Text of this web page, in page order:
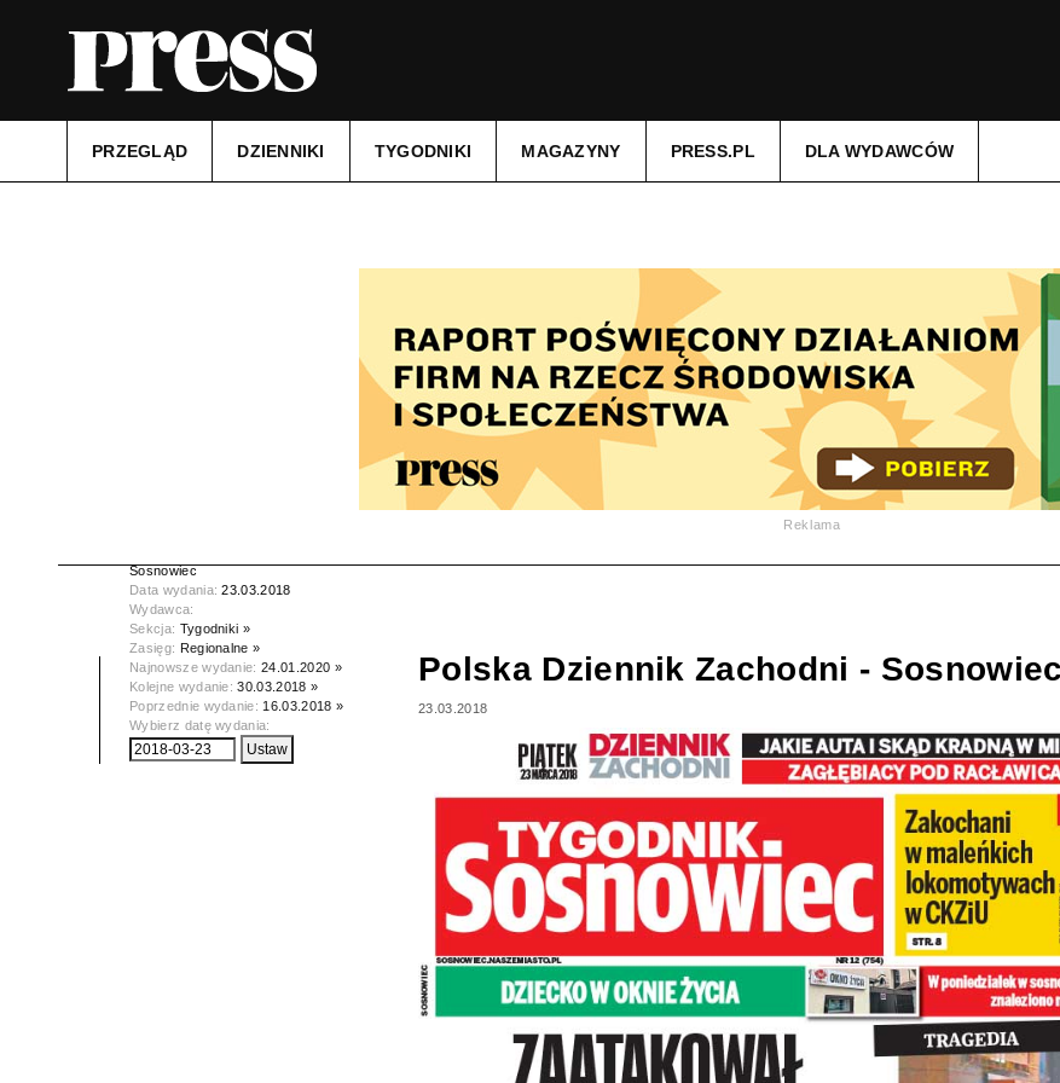
PRZEGLĄD DZIENNIKI TYGODNIKI MAGAZYNY PRESS.PL DLA WYDAWCÓW
Reklama
Sosnowiec
Data wydania:23.03.2018
Wydawca:
Sekcja: Tygodniki »
Zasięg: Regionalne »
Najnowsze wydanie:24.01.2020 »
Kolejne wydanie:30.03.2018 »
Poprzednie wydanie: 16.03.2018 »
Wybierz datę wydania:
Polska Dziennik Zachodni - Sosnowiec
23.03.2018